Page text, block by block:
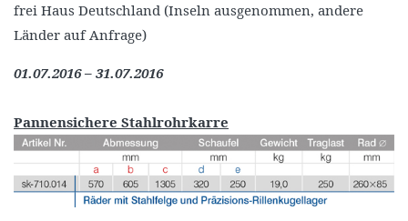
frei Haus Deutschland (Inseln ausgenommen, andere
Länder auf Anfrage)
01.07.2016 – 31.07.2016
Pannensichere Stahlrohrkarre